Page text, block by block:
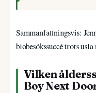
Sammanfattningsvis:
biobesökssuccé trots usla
Vilken
Boy Next